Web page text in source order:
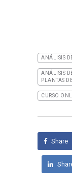
ANÁLISIS
ANÁLISIS
PLANTAS
CURSO
Share